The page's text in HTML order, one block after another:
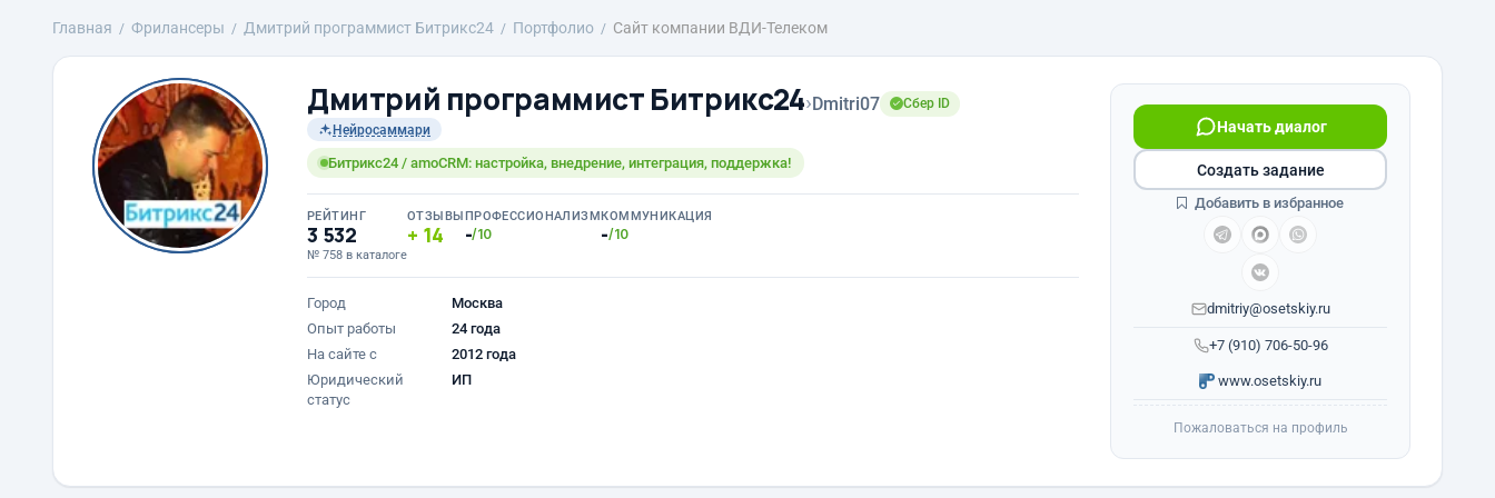
Главная Фрилансеры Дмитрий программист Битрикс24 Портфолио Сайт компании ВДИ-Телеком
Дмитрий программист Битрикс24›Dmitri07
Сбер ID
Нейросаммари
Битрикс24 / amoCRM: настройка, внедрение, интеграция, поддержка!
РЕЙТИНГ
3 532
№ 758 в каталоге
ОТЗЫВЫ
14
ПРОФЕССИОНАЛИЗМ
-/10
КОММУНИКАЦИЯ
-/10
Город
Москва
Опыт работы
24 года
На сайте с
2012 года
Юридический
статус
ИП
+7 (910) 706-50-96
Начать диалог
dmitriy@osetskiy.ru
www.osetskiy.ru
Создать задание
Добавить в избранное
Пожаловаться на профиль